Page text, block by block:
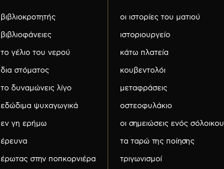
βιβλιοκροτητής
βιβλιοφάνειες
το γέλιο του νερού
δια στόματος
το δυναμώνεις λίγο
εδώδιμα ψυχαγωγικά
εν γη ερήμω
έρευνα
έρωτας στην ποπκορνιέρα
οι ιστορίες του ματιού
ιστοριουργείο
κάτω πλατεία
κουβεντολόι
μεταφράσεις
οστεοφυλάκιο
οι σημειώσεις ενός σόλοικου
τα ταρώ της ποίησης
τριγωνισμοί